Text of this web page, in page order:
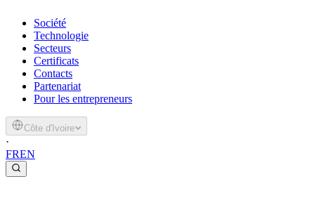
Société
Technologie
Secteurs
Certificats
Contacts
Partenariat
Pour les entrepreneurs
Côte d'Ivoire
·
FREN